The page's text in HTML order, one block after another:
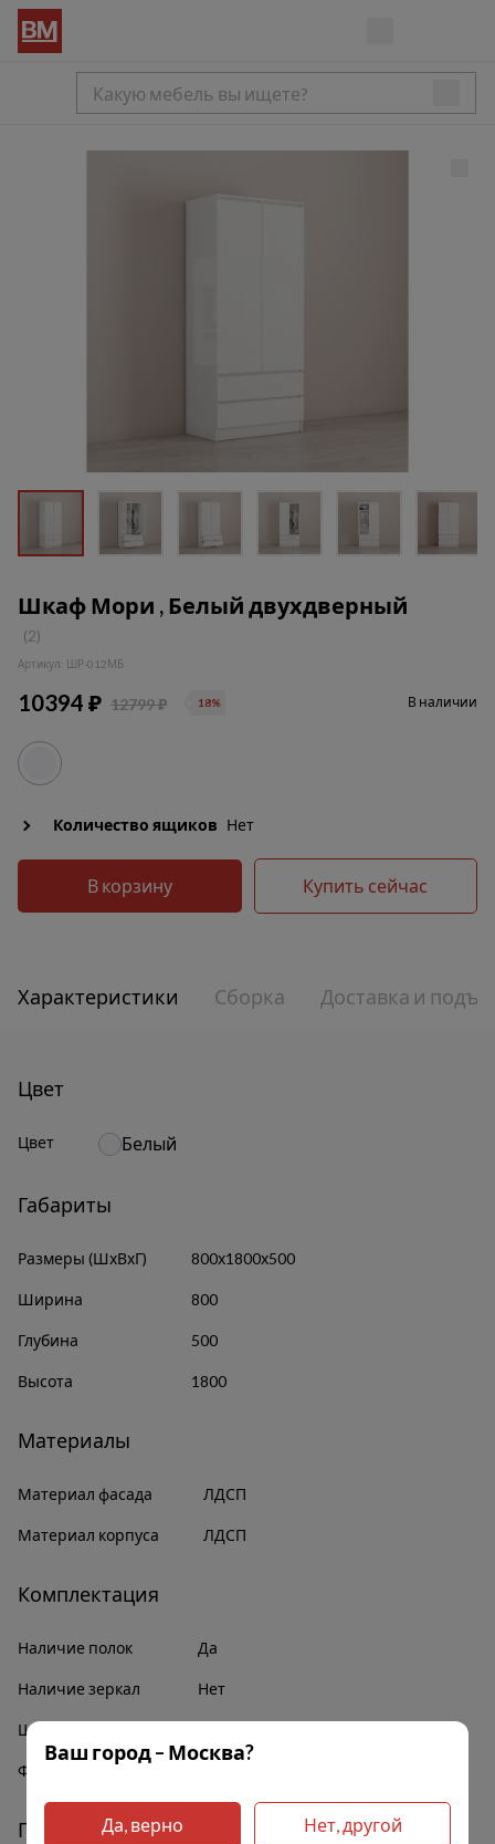
Шкаф Мори , Белый двухдверный
(2)
Артикул: ШР-012МБ
10394 ₽ 12799 ₽ 18% В наличии
Количество ящиков Нет
В корзину Купить сейчас
Характеристики Сборка Доставка и
Цвет
Цвет Белый
Габариты
Размеры (ШхВхГ) 800х1800х500
Ширина 800
Глубина 500
Высота 1800
Материалы
Материал фасада ЛДСП
Материал корпуса ЛДСП
Комплектация
Наличие полок Да
Наличие зеркал Нет
Штанга для белья
Фурнитура
Прочее
Ваш город – Москва?
Да, верно Нет, другой